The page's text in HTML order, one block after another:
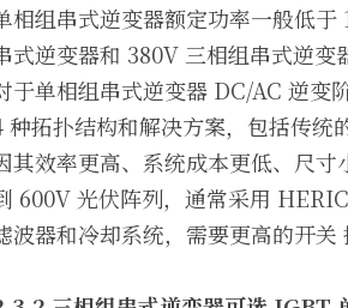
相组串式逆变器额定功率一般低
式逆变器和 380V 三相组串式逆变
于单相组串式逆变器 DC/AC 逆变
种拓扑结构和解决方案，包括传
其效率更高、系统成本更低、尺
600V 光伏阵列，通常采用
波器和冷却系统，需要更高的开关